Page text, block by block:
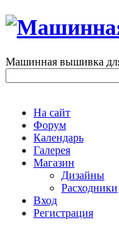
Машинная вышивка
На сайт
Форум
Календарь
Галерея
Магазин
Дизайны
Расходники
Вход
Регистрация